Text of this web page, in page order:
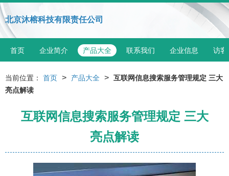
北京沐榕科技有限责任公司
首页 企业简介 产品大全 联系我们 企业信息 访客
当前位置： 首页 > 产品大全 > 互联网信息搜索服务管理规定 三大
亮点解读
互联网信息搜索服务管理规定 三大
亮点解读